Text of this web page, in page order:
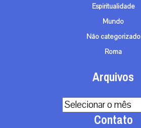
Espiritualidade
Mundo
Não categorizado
Roma
Arquivos
Arquivos
Contato